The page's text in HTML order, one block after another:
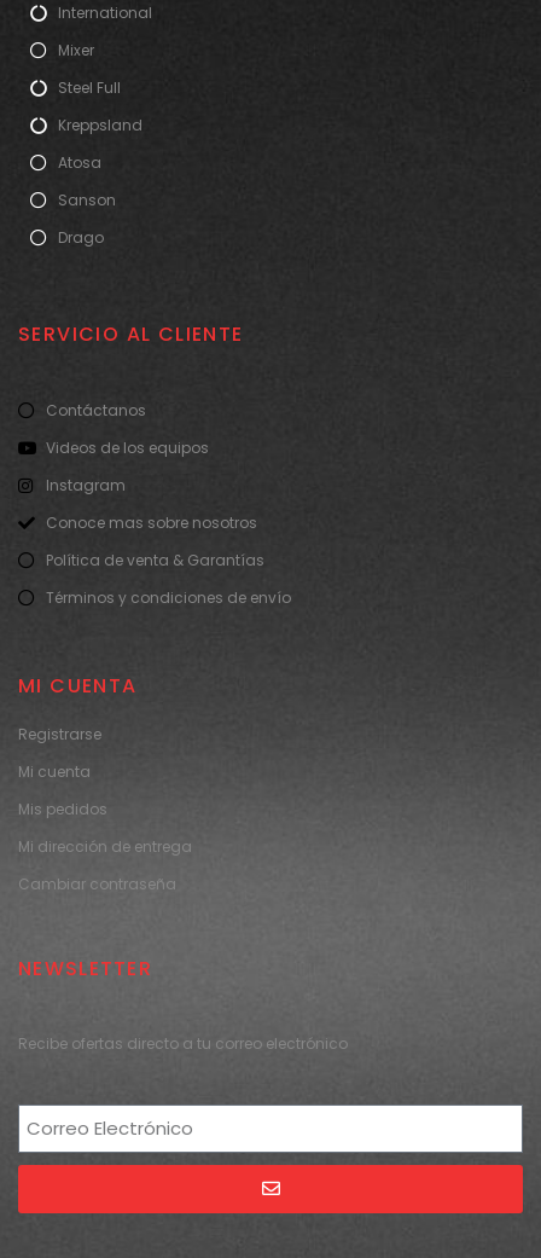
International
Mixer
Steel Full
Kreppsland
Atosa
Sanson
Drago
SERVICIO AL CLIENTE
Contáctanos
Videos de los equipos
Instagram
Conoce mas sobre nosotros
Política de venta & Garantías
Términos y condiciones de envío
MI CUENTA
Registrarse
Mi cuenta
Mis pedidos
Mi dirección de entrega
Cambiar contraseña
NEWSLETTER
Recibe ofertas directo a tu correo electrónico